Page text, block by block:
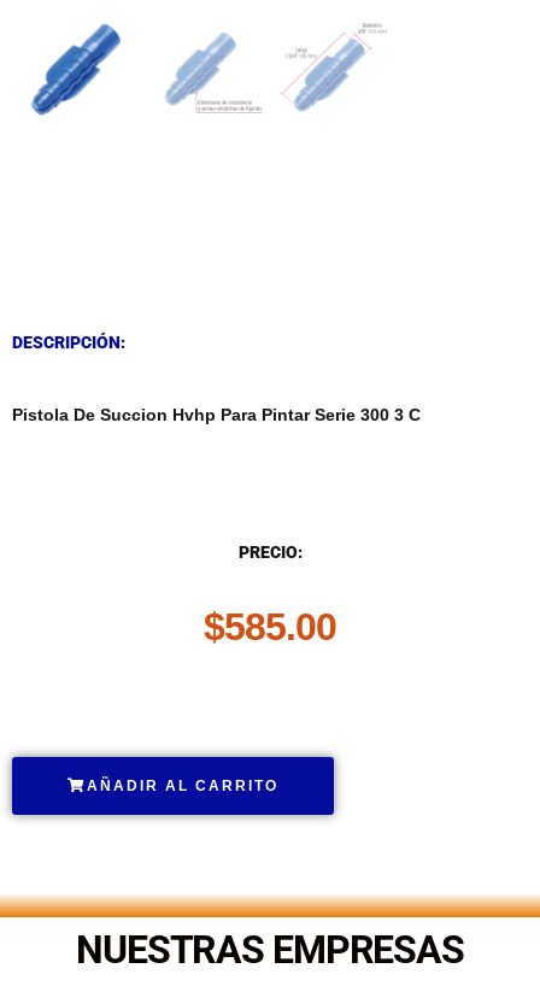
DESCRIPCIÓN:
Pistola De Succion Hvhp Para Pintar Serie 300 3 C
PRECIO:
$585.00
AÑADIR AL CARRITO
NUESTRAS EMPRESAS